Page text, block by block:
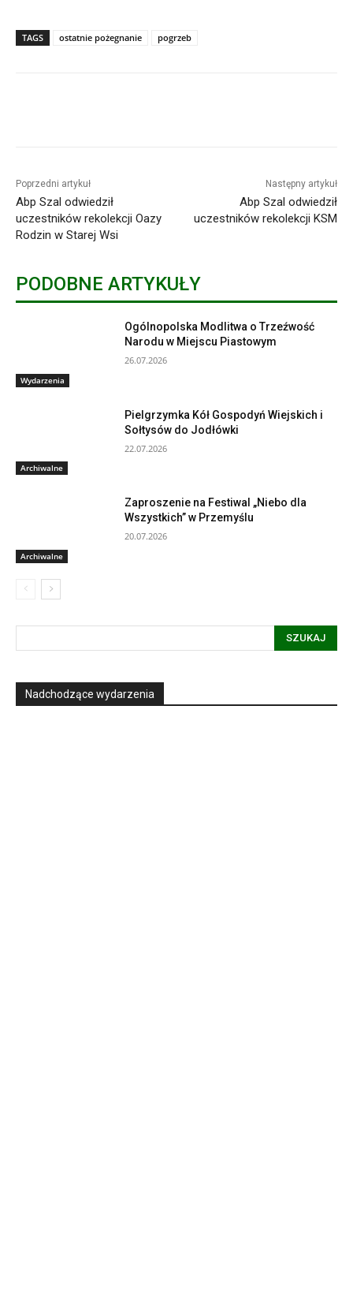
TAGS ostatnie pożegnanie pogrzeb
Poprzedni artykuł
Abp Szal odwiedził
uczestników rekolekcji Oazy
Rodzin w Starej Wsi
Następny artykuł
Abp Szal odwiedził
uczestników rekolekcji KSM
PODOBNE ARTYKUŁY
Wydarzenia
Ogólnopolska Modlitwa o Trzeźwość
Narodu w Miejscu Piastowym
26.07.2026
Archiwalne
Pielgrzymka Kół Gospodyń Wiejskich i
Sołtysów do Jodłówki
22.07.2026
Archiwalne
Zaproszenie na Festiwal „Niebo dla
Wszystkich” w Przemyślu
20.07.2026
SZUKAJ
Nadchodzące wydarzenia